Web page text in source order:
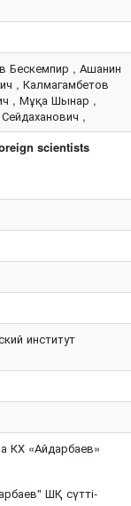
Бескемпир , Ашанин
, Калмагамбетов
, Мұқа Шынар ,
,
scientists
институт
КХ «Айдарбаев»
ШҚ сүтті-